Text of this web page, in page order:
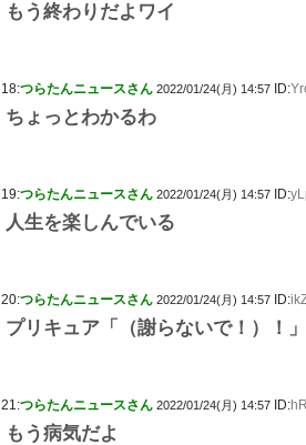
もう終わりだよワイ
18:つらたんニュースさん 2022/01/24(月) 14:57 ID:
ちょっとわかるわ
19:つらたんニュースさん 2022/01/24(月) 14:57 ID:
人生を楽しんでいる
20:つらたんニュースさん 2022/01/24(月) 14:57 ID:
プリキュア「（謝らないで！）！」
21:つらたんニュースさん 2022/01/24(月) 14:57 ID:
もう病気だよ